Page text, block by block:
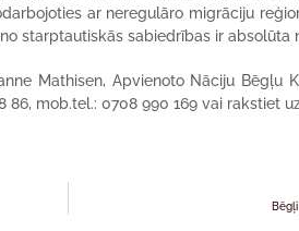
ar neregulāro migrāciju
starptautiskās sabiedrības ir absolūta
Mathisen, Apvienoto Nāciju Bēgļu
mob.tel.: 0708 990 169 vai rakstiet